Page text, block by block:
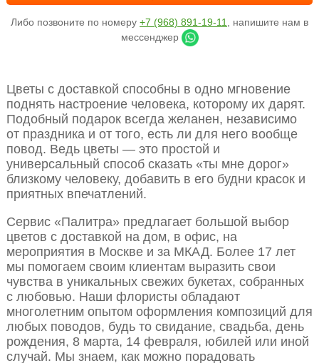
Либо позвоните по номеру +7 (968) 891-19-11
, напишите нам в
мессенджер
Цветы с доставкой способны в одно мгновение
поднять настроение человека, которому их дарят.
Подобный подарок всегда желанен, независимо
от праздника и от того, есть ли для него вообще
повод. Ведь цветы — это простой и
универсальный способ сказать «ты мне дорог»
близкому человеку, добавить в его будни красок и
приятных впечатлений.
Сервис «Палитра» предлагает большой выбор
цветов с доставкой на дом, в офис, на
мероприятия в Москве и за МКАД. Более 17 лет
мы помогаем своим клиентам выразить свои
чувства в уникальных свежих букетах, собранных
с любовью. Наши флористы обладают
многолетним опытом оформления композиций для
любых поводов, будь то свидание, свадьба, день
рождения, 8 марта, 14 февраля, юбилей или иной
случай. Мы знаем, как можно порадовать